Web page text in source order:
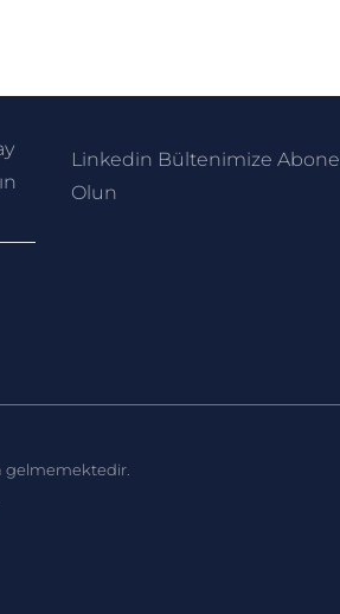
Linkedin Bültenimize Abone
Olun
gelmemektedir.